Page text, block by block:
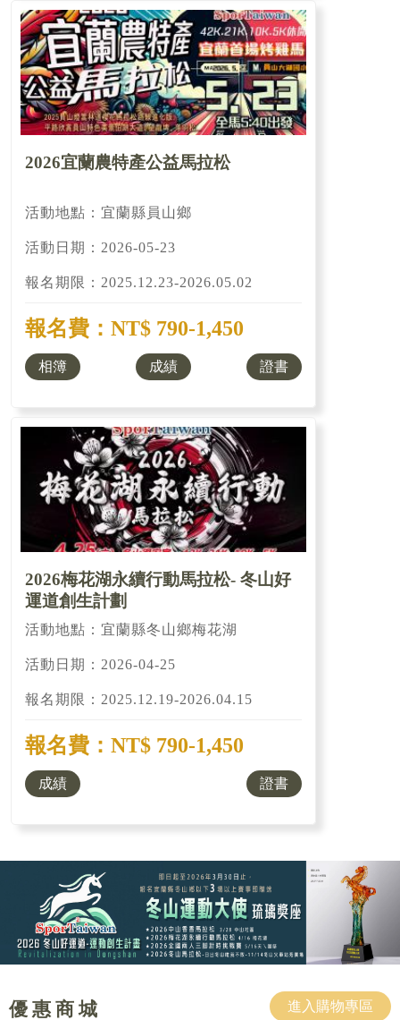
2026宜蘭農特產公益馬拉松
活動地點：宜蘭縣員山鄉
活動日期：2026-05-23
報名期限：2025.12.23-2026.05.02
報名費：NT$ 790-1,450
相簿 成績 證書
2026梅花湖永續行動馬拉松- 冬山好
運道創生計劃
活動地點：宜蘭縣冬山鄉梅花湖
活動日期：2026-04-25
報名期限：2025.12.19-2026.04.15
報名費：NT$ 790-1,450
成績 證書
優 惠 商 城 進入購物專區